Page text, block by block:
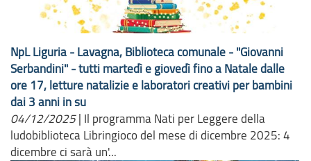
NpL Liguria - Lavagna, Biblioteca comunale - "Giovanni
Serbandini" - tutti martedì e giovedì fino a Natale dalle
ore 17, letture natalizie e laboratori creativi per bambini
dai 3 anni in su
04/12/2025 | Il programma Nati per Leggere della
ludobiblioteca Libringioco del mese di dicembre 2025: 4
dicembre ci sarà un'...